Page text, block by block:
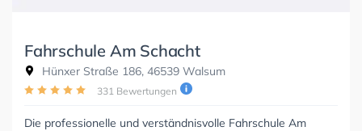
Fahrschule Am Schacht
Hünxer Straße 186, 46539 Walsum
331 Bewertungen
Die professionelle und verständnisvolle Fahrschule Am